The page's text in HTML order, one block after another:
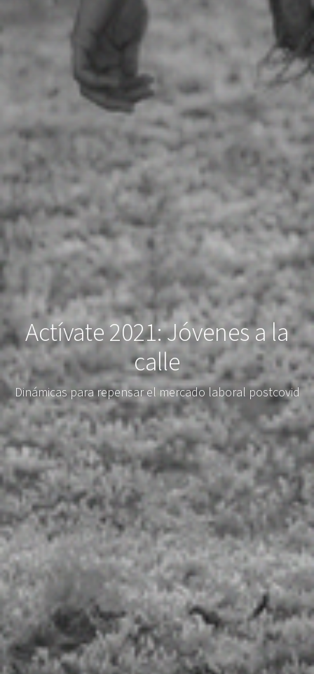
Actívate 2021: Jóvenes a la
calle
Dinámicas para repensar el mercado laboral postcovid